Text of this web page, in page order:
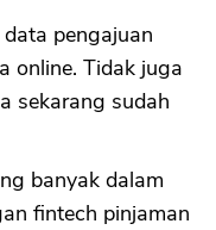
pengajuan
online. Tidak juga
sekarang sudah
banyak dalam
fintech pinjaman